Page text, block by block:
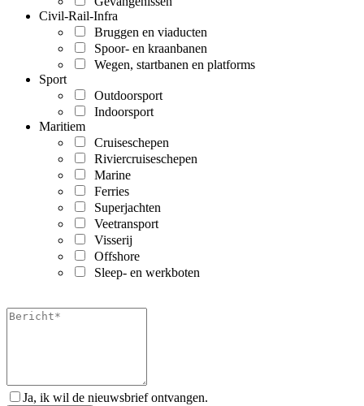
Civil-Rail-Infra
Bruggen en viaducten
Spoor- en kraanbanen
Wegen, startbanen en platforms
Sport
Outdoorsport
Indoorsport
Maritiem
Cruiseschepen
Riviercruiseschepen
Marine
Ferries
Superjachten
Veetransport
Visserij
Offshore
Sleep- en werkboten
Ja, ik wil de nieuwsbrief ontvangen.